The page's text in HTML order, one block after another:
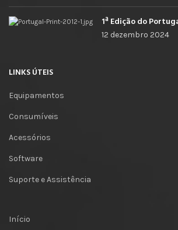
12 dezembro 2024
LINKS ÚTEIS
Equipamentos
Consumíveis
Acessórios
Software
Suporte e Assistência
Início